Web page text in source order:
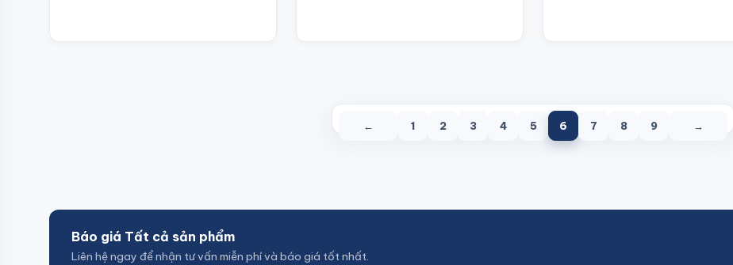
← 1 2 3 4 5 6 7 8 9 →
Báo giá Tất cả sản phẩm
Liên hệ ngay để nhận tư vấn miễn phí và báo giá tốt nhất.